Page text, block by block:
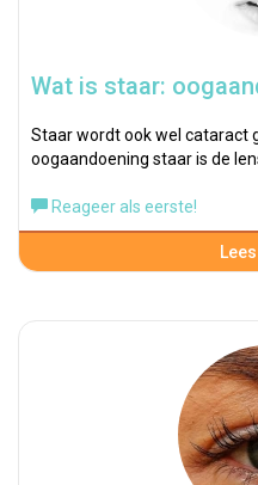
Wat is staar:
Staar wordt ook wel cataract
oogaandoening staar is de
Reageer als eerste!